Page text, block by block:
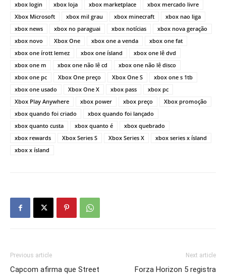
xbox login
xbox loja xbox marketplace
xbox mercado livre
Xbox Microsoft
xbox mil grau xbox minecraft
xbox nao liga
xbox news
xbox no paraguai xbox notícias
xbox nova geração
xbox novo
Xbox One xbox one a venda
xbox one fat
xbox one írott lemez
xbox one ísland
xbox one lê dvd
xbox one m
xbox one não lê cd
xbox one não lê disco
xbox one pc
Xbox One preço Xbox One S
xbox one s 1tb
xbox one usado
Xbox One X xbox pass
xbox pc
Xbox Play Anywhere
xbox power xbox preço
Xbox promoção
xbox quando foi criado
xbox quando foi lançado
xbox quanto custa
xbox quanto é
xbox quebrado
xbox rewards
Xbox Series S Xbox Series X
xbox series x ísland
xbox x ísland
Previous article
Capcom afirma que Street
Next article
Forza Horizon 5 registra